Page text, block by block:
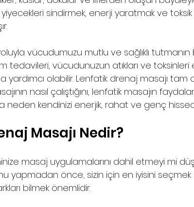
sindirmek, enerji yaratmak ve toksik
vücudumuzu mutlu ve sağlıklı tutmanın
tedavileri, vücudunuzun atıkları ve toksinleri
yardımcı olabilir. Lenfatik drenaj masajı tam
nasıl çalıştığını, lenfatik masajın
neden kendinizi enerjik, rahat ve genç
Masajı Nedir?
masaj uygulamalarını dahil etmeyi mi
yapmadan önce, sizin için en iyisini seçmek
bilmek önemlidir.